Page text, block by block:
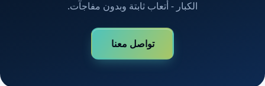
الكبار - أتعاب ثابتة وبدون مفاجآت.
تواصل معنا